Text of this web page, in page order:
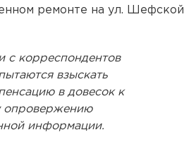
ремонте на ул. Шефской
с корреспондентов
взыскать
в довесок к
опровержению
информации.